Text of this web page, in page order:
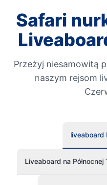
Safari
Przeżyj niesamowitą
naszym rejsom
liveaboard
Liveaboard na